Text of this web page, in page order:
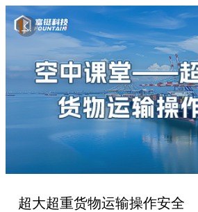

超大超重货物运输操作安全